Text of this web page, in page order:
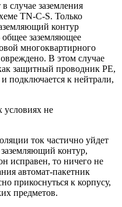
случае заземления
TN-C-S. Только
контур
заземляющее
многоквартирного
В этом случае
защитный проводник РЕ,
подключается к нейтрали,
не
ток частично уйдет
контур,
исправен, то ничего не
автомат-пакетник
прикоснуться к корпусу,
предметов.